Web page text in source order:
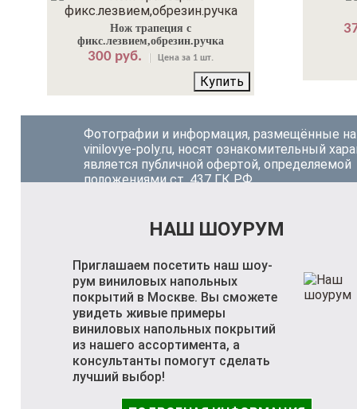
Нож трапеция с
фикс.лезвием,обрезин.ручка
300 руб. Цена за 1 шт.
Купить
Фотографии и информация, размещённые на
vinilovye-poly.ru, носят ознакомительный
является публичной офертой, определяемой
положениями ст. 437 ГК РФ.
НАШ ШОУРУМ
Приглашаем посетить наш шоу-
рум виниловых напольных
покрытий в Москве. Вы сможете
увидеть живые примеры
виниловых напольных покрытий
из нашего ассортимента, а
консультанты помогут сделать
лучший выбор!